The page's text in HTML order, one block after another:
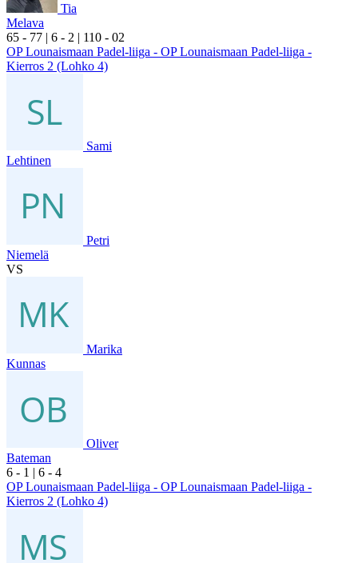
Tia
Melava
65 - 77 | 6 - 2 | 110 - 02
OP Lounaismaan Padel-liiga - OP Lounaismaan Padel-liiga -
Kierros 2 (Lohko 4)
Sami
Lehtinen
Petri
Niemelä
VS
Marika
Kunnas
Oliver
Bateman
6 - 1 | 6 - 4
OP Lounaismaan Padel-liiga - OP Lounaismaan Padel-liiga -
Kierros 2 (Lohko 4)